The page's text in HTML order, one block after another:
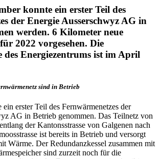
konnte ein erster Teil des
der Energie Ausserschwyz AG in
werden. 6 Kilometer neue
2022 vorgesehen. Die
des Energiezentrums ist im April
sind in Betrieb
erster Teil des Fernwärmenetzes der
AG in Betrieb genommen. Das Teilnetz von
der Kantonsstrasse von Galgenen nach
ist bereits in Betrieb und versorgt
Wärme. Der Redundanzkessel zusammen mit
sind zurzeit noch für die